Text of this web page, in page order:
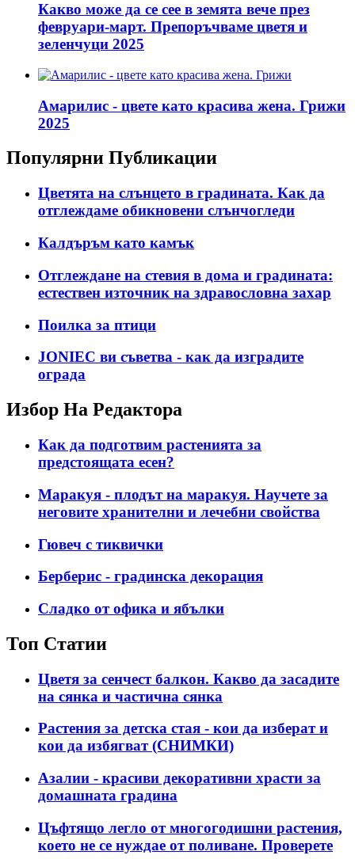
Какво може да се сее в земята вече през
февруари-март. Препоръчваме цветя и
зеленчуци 2025
Амарилис - цвете като красива жена. Грижи
2025
Популярни Публикации
Цветята на слънцето в градината. Как да
отглеждаме обикновени слънчогледи
Калдъръм като камък
Отглеждане на стевия в дома и градината:
естествен източник на здравословна захар
Поилка за птици
JONIEC ви съветва - как да изградите
ограда
Избор На Редактора
Как да подготвим растенията за
предстоящата есен?
Маракуя - плодът на маракуя. Научете за
неговите хранителни и лечебни свойства
Гювеч с тиквички
Берберис - градинска декорация
Сладко от офика и ябълки
Топ Статии
Цветя за сенчест балкон. Какво да засадите
на сянка и частична сянка
Растения за детска стая - кои да изберат и
кои да избягват (СНИМКИ)
Азалии - красиви декоративни храсти за
домашната градина
Цъфтящо легло от многогодишни растения,
което не се нуждае от поливане. Проверете